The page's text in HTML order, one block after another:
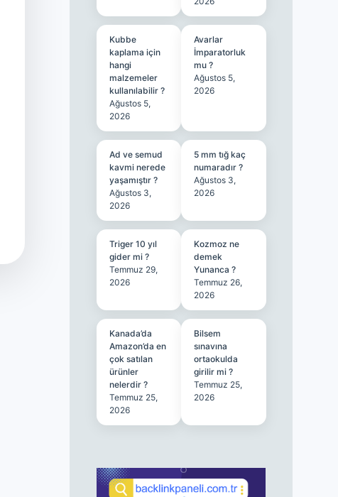
Kubbe
kaplama için
hangi
malzemeler
kullanılabilir ?
Ağustos 5,
2026
Avarlar
İmparatorluk
mu ?
Ağustos 5,
2026
Ad ve semud
kavmi nerede
yaşamıştır ?
Ağustos 3,
2026
5 mm tığ kaç
numaradır ?
Ağustos 3,
2026
Triger 10 yıl
gider mi ?
Temmuz 29,
2026
Kozmoz ne
demek
Yunanca ?
Temmuz 26,
2026
Kanada’da
Amazon’da en
çok satılan
ürünler
nelerdir ?
Temmuz 25,
2026
Bilsem
sınavına
ortaokulda
girilir mi ?
Temmuz 25,
2026